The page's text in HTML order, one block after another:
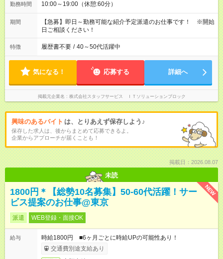
勤務時間 10:00～19:00（休憩:60分）
期間
【急募】即日～勤務可能な紹介予定派遣のお仕事です！ ※開始
日ご相談ください！
特徴 履歴書不要 / 40～50代活躍中
気になる！ 応募する 詳細へ
掲載元企業名 株式会社スタッフサービス ＩＴソリューションブロック
興味のあるバイト は、とりあえず保存しよう♪
保存した求人は、後からまとめて応募できるよ。
企業からアプローチが届くことも！
掲載日：2026.08.07
未読
NEW
1800円＊【総勢10名募集】50-60代活躍！サー
ビス提案のお仕事@東京
派遣 WEB登録・面接OK
給与
時給1800円 ■6ヶ月ごとに時給UPの可能性あり！
交通費別途支給あり